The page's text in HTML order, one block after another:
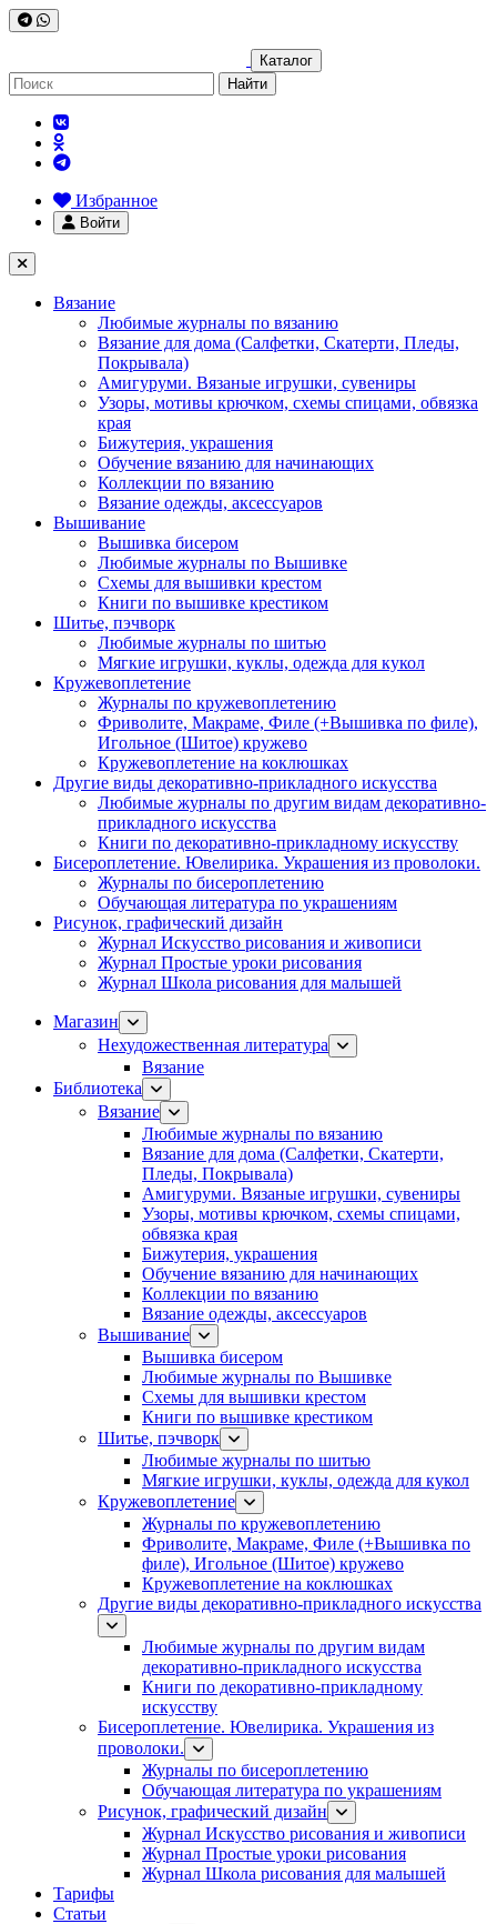
Каталог
Найти
Избранное
Войти
Вязание
Любимые журналы по вязанию
Вязание для дома (Салфетки, Скатерти, Пледы,
Покрывала)
Амигуруми. Вязаные игрушки, сувениры
Узоры, мотивы крючком, схемы спицами, обвязка
края
Бижутерия, украшения
Обучение вязанию для начинающих
Коллекции по вязанию
Вязание одежды, аксессуаров
Вышивание
Вышивка бисером
Любимые журналы по Вышивке
Схемы для вышивки крестом
Книги по вышивке крестиком
Шитье, пэчворк
Любимые журналы по шитью
Мягкие игрушки, куклы, одежда для кукол
Кружевоплетение
Журналы по кружевоплетению
Фриволите, Макраме, Филе (+Вышивка по филе),
Игольное (Шитое) кружево
Кружевоплетение на коклюшках
Другие виды декоративно-прикладного искусства
Любимые журналы по другим видам декоративно-
прикладного искусства
Книги по декоративно-прикладному искусству
Бисероплетение. Ювелирика. Украшения из проволоки.
Журналы по бисероплетению
Обучающая литература по украшениям
Рисунок, графический дизайн
Журнал Искусство рисования и живописи
Журнал Простые уроки рисования
Журнал Школа рисования для малышей
Магазин
Нехудожественная литература
Вязание
Библиотека
Вязание
Любимые журналы по вязанию
Вязание для дома (Салфетки, Скатерти,
Пледы, Покрывала)
Амигуруми. Вязаные игрушки, сувениры
Узоры, мотивы крючком, схемы спицами,
обвязка края
Бижутерия, украшения
Обучение вязанию для начинающих
Коллекции по вязанию
Вязание одежды, аксессуаров
Вышивание
Вышивка бисером
Любимые журналы по Вышивке
Схемы для вышивки крестом
Книги по вышивке крестиком
Шитье, пэчворк
Любимые журналы по шитью
Мягкие игрушки, куклы, одежда для кукол
Кружевоплетение
Журналы по кружевоплетению
Фриволите, Макраме, Филе (+Вышивка по
филе), Игольное (Шитое) кружево
Кружевоплетение на коклюшках
Другие виды декоративно-прикладного искусства
Любимые журналы по другим видам
декоративно-прикладного искусства
Книги по декоративно-прикладному
искусству
Бисероплетение. Ювелирика. Украшения из
проволоки.
Журналы по бисероплетению
Обучающая литература по украшениям
Рисунок, графический дизайн
Журнал Искусство рисования и живописи
Журнал Простые уроки рисования
Журнал Школа рисования для малышей
Тарифы
Статьи